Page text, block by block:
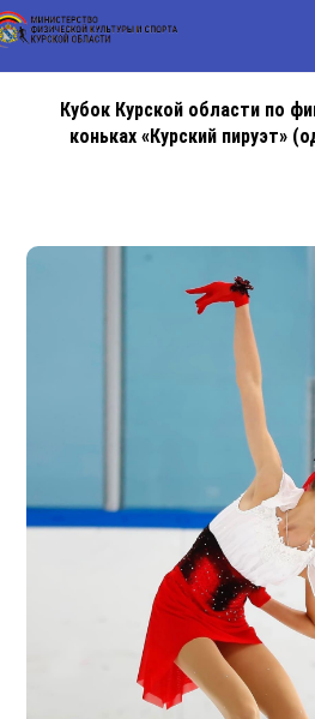
Кубок Курской области по
коньках «Курский пируэт»